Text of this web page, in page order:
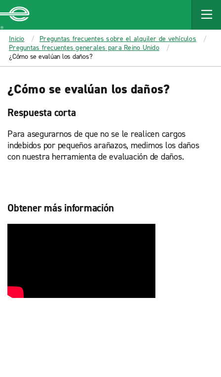
MAIN
CONTENT
Enterprise
Inicio
Preguntas frecuentes sobre el alquiler de vehículos
Preguntas frecuentes generales para Reino Unido
¿Cómo se evalúan los daños?
¿Cómo se evalúan los daños?
Respuesta corta
Para asegurarnos de que no se le realicen cargos
indebidos por pequeños arañazos, medimos los daños
con nuestra herramienta de evaluación de daños.
Obtener más información